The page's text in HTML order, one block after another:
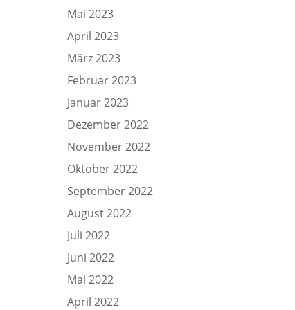
Mai 2023
April 2023
März 2023
Februar 2023
Januar 2023
Dezember 2022
November 2022
Oktober 2022
September 2022
August 2022
Juli 2022
Juni 2022
Mai 2022
April 2022